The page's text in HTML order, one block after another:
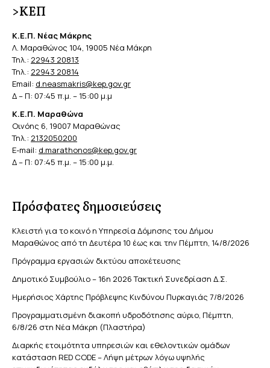
>ΚΕΠ
Κ.Ε.Π. Νέας Μάκρης
Λ. Μαραθώνος 104, 19005 Νέα Μάκρη
Τηλ.: 22943 20813
Τηλ.: 22943 20814
Email: d.neasmakris@kep.gov.gr
Δ – Π: 07:45 π.μ. – 15:00 μ.μ
Κ.Ε.Π. Μαραθώνα
Οινόης 6, 19007 Μαραθώνας
Τηλ.: 2132050200
E-mail: d.marathonos@kep.gov.gr
Δ – Π: 07:45 π.μ. – 15:00 μ.μ.
Πρόσφατες δημοσιεύσεις
Κλειστή για το κοινό η Υπηρεσία Δόμησης του Δήμου
Μαραθώνος από τη Δευτέρα 10 έως και την Πέμπτη, 14/8/2026
Πρόγραμμα εργασιών δικτύου αποχέτευσης
Δημοτικό Συμβούλιο – 16η 2026 Τακτική Συνεδρίαση Δ.Σ.
Ημερήσιος Χάρτης Πρόβλεψης Κινδύνου Πυρκαγιάς 7/8/2026
Προγραμματισμένη διακοπή υδροδότησης αύριο, Πέμπτη,
6/8/26 στη Νέα Μάκρη (Πλαστήρα)
Διαρκής ετοιμότητα υπηρεσιών και εθελοντικών ομάδων
κατάσταση RED CODE – Λήψη μέτρων λόγω υψηλής